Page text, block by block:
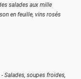
salades aux mille
en feuille, vins rosés
Salades, soupes froides,